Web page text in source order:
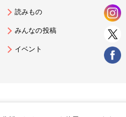
読みもの
みんなの投稿
イベント